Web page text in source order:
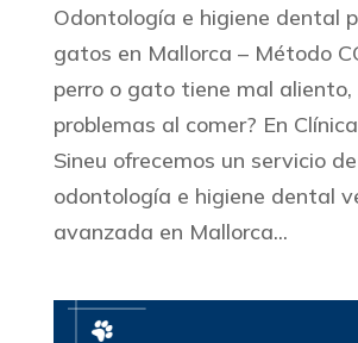
Odontología e higiene dental
gatos en Mallorca – Método
perro o gato tiene mal aliento,
problemas al comer? En
Sineu ofrecemos un servicio de
odontología e higiene dental
avanzada en Mallorca...